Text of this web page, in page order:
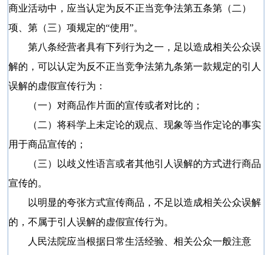
商业活动中，应当认定为反不正当竞争法第五条第（二）
项、第（三）项规定的“使用”。
第八条经营者具有下列行为之一，足以造成相关公众误
解的，可以认定为反不正当竞争法第九条第一款规定的引人
误解的虚假宣传行为：
（一）对商品作片面的宣传或者对比的；
（二）将科学上未定论的观点、现象等当作定论的事实
用于商品宣传的；
（三）以歧义性语言或者其他引人误解的方式进行商品
宣传的。
以明显的夸张方式宣传商品，不足以造成相关公众误解
的，不属于引人误解的虚假宣传行为。
人民法院应当根据日常生活经验、相关公众一般注意